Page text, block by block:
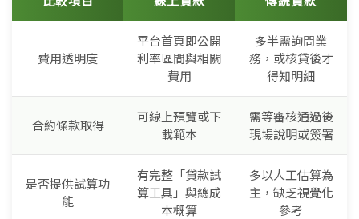
費用透明度
平台首頁即公開
利率區間與相關
費用
多半需詢問業
務，或核貸後才
得知明細
合約條款取得
可線上預覽或下
載範本
需等審核通過後
現場說明或簽署
是否提供試算功
能
有完整「貸款試
算工具」與總成
本概算
多以人工估算為
主，缺乏視覺化
參考